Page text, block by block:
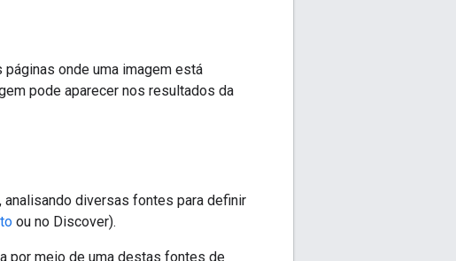
onde uma imagem está
pode aparecer nos resultados da
diversas fontes para definir
ou no Discover).
por meio de uma destas fontes de